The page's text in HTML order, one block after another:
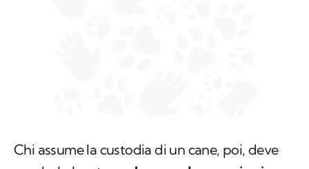
Chi assume la custodia di un cane, poi, deve